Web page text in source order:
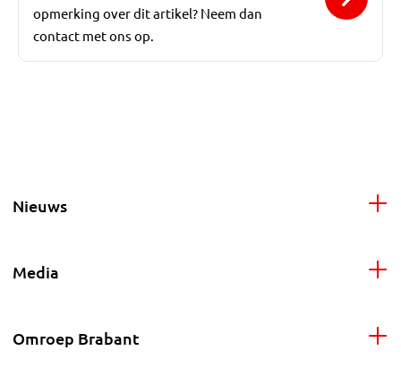
opmerking over dit artikel? Neem dan
contact met ons op.
Nieuws
Media
Omroep Brabant